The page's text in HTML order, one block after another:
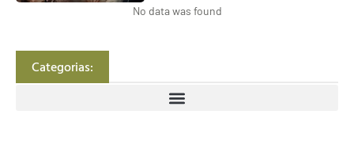
No data was found
Categorias: